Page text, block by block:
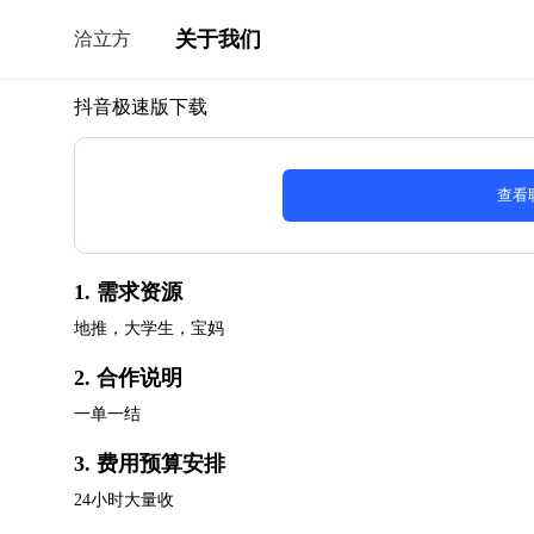
洽立方 关于我们
抖音极速版下载
查看
1. 需求资源
地推，大学生，宝妈
2. 合作说明
一单一结
3. 费用预算安排
24小时大量收